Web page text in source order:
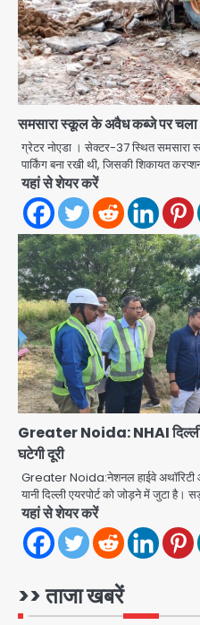
समसारा स्कूल के अवैध कब्जे पर
ग्रेटर नोएडा । सेक्टर-37 स्थित समसारा
पार्किंग बना रखी थी, जिसकी शिकायत
यहां से शेयर करें
Greater Noida: NHAI दिल्ली-
घटेगी दूरी
Greater Noida:नेशनल हाईवे अथॉरिटी
यानी दिल्ली एयरपोर्ट को जोड़ने में जुटा है।
यहां से शेयर करें
>> ताजा खबरें
2
Noida
OT गैलरी में
पर उठे
Avinash
3
सतेन्द्र
आभार
Avinash
4
Noida
Notice:
बिना
8वीं की
भेजा नोटिस
Avinash
5
राहुल गांधी
बेटी
Avinash
1
Noida